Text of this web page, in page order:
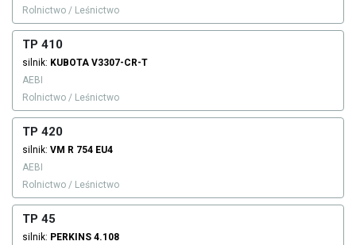
Rolnictwo / Leśnictwo
TP 410
silnik: KUBOTA V3307-CR-T
AEBI
Rolnictwo / Leśnictwo
TP 420
silnik: VM R 754 EU4
AEBI
Rolnictwo / Leśnictwo
TP 45
silnik: PERKINS 4.108